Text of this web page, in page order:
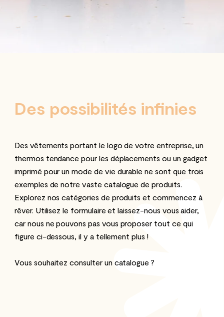
Des possibilités infinies
Des vêtements portant le logo de votre entreprise, un
thermos tendance pour les déplacements ou un gadget
imprimé pour un mode de vie durable ne sont que trois
exemples de notre vaste catalogue de produits.
Explorez nos catégories de produits et commencez à
rêver. Utilisez le formulaire et laissez-nous vous aider,
car nous ne pouvons pas vous proposer tout ce qui
figure ci-dessous, il y a tellement plus !
Vous souhaitez consulter un catalogue ?